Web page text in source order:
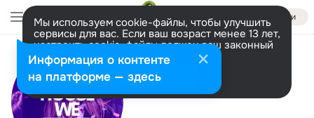
Войти
Мы используем cookie-файлы, чтобы улучшить
сервисы для вас. Если ваш возраст менее 13 лет,
настроить cookie-файлы должен ваш законный
представитель. Больше информации
Разрешить все Настроить
Исполнитель
Dache
Информация о контенте
на платформе — здесь